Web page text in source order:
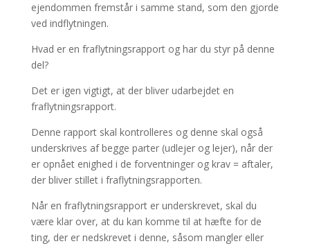
ejendommen fremstår i samme stand, som den gjorde
ved indflytningen.
Hvad er en fraflytningsrapport og har du styr på denne
del?
Det er igen vigtigt, at der bliver udarbejdet en
fraflytningsrapport.
Denne rapport skal kontrolleres og denne skal også
underskrives af begge parter (udlejer og lejer), når der
er opnået enighed i de forventninger og krav = aftaler,
der bliver stillet i fraflytningsrapporten.
Når en fraflytningsrapport er underskrevet, skal du
være klar over, at du kan komme til at hæfte for de
ting, der er nedskrevet i denne, såsom mangler eller